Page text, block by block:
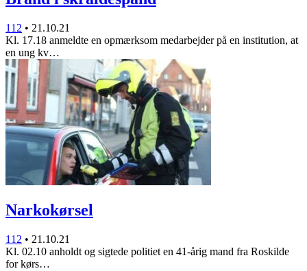
112 • 21.10.21
Kl. 17.18 anmeldte en opmærksom medarbejder på en institution, at
en ung kv…
Narkokørsel
112 • 21.10.21
Kl. 02.10 anholdt og sigtede politiet en 41-årig mand fra Roskilde
for kørs…